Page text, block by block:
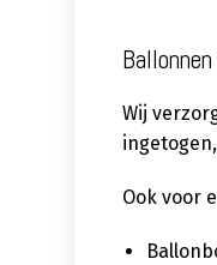
Wij
Ook voor